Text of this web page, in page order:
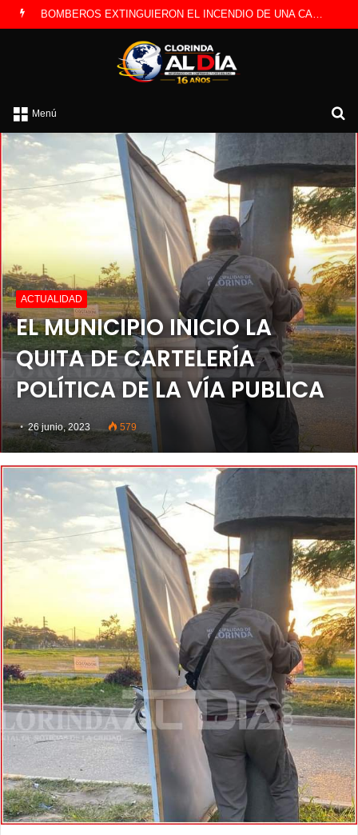
LA POLICÍA INVESTIGA ROBO A CAMBISTA OCURRIDO ESTE JUEVES
Menú
ACTUALIDAD
EL MUNICIPIO INICIO LA
QUITA DE CARTELERÍA
POLÍTICA DE LA VÍA PUBLICA
26 junio, 2023 579